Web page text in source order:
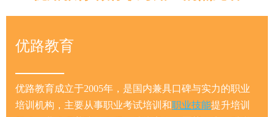
优路教育
优路教育成立于2005年，是国内兼具口碑与实力的职业
培训机构，主要从事职业考试培训和职业技能提升培训